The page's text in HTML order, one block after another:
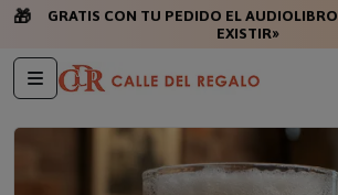
🎁
GRATIS CON TU PEDIDO EL
EXISTIR»